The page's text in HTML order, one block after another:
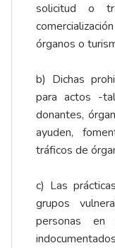
solicitud o
órganos o
b) Dichas
para actos -
donantes,
ayuden,
tráficos de
c) Las
grupos
personas en